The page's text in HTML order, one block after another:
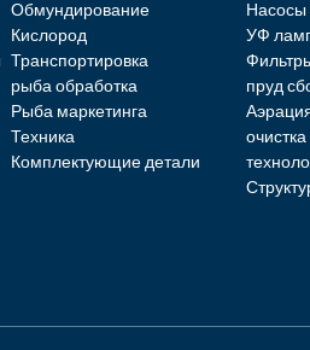
Обмундирование
Кислород
Транспортировка
рыба обработка
Рыба маркетинга
Техника
Комплектующие детали
Насосы
УФ
пруд